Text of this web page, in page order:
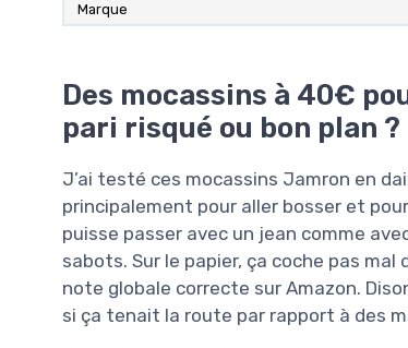
Marque
Des mocassins à 40€
pari risqué ou bon plan ?
J’ai testé ces mocassins Jamron en
principalement pour aller bosser et
puisse passer avec un jean comme
sabots. Sur le papier, ça coche pas
note globale correcte sur Amazon.
si ça tenait la route par rapport à des